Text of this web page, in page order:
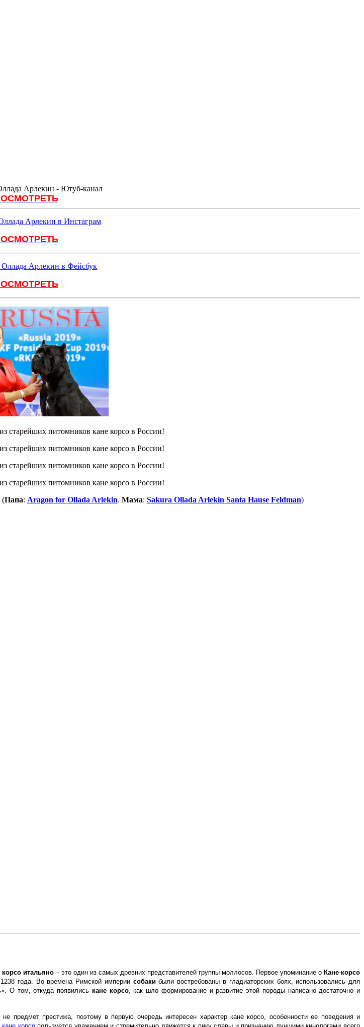
(Папа: Aragon for Ollada Arlekin. Мама: Sakura Ollada Arlekin Santa Hause Feldman)
корсо итальяно– это один из самых древних представителей группы моллосов. Первое упоминание о Кане-корсо
года. Во времена Римской империи собакибыли востребованы в гладиаторских боях, использовались для
О том, откуда появились кане корсо, как шло формирование и развитие этой породы написано достаточно и
предмет престижа, поэтому в первую очередь интересен характер кане корсо, особенности ее поведения и